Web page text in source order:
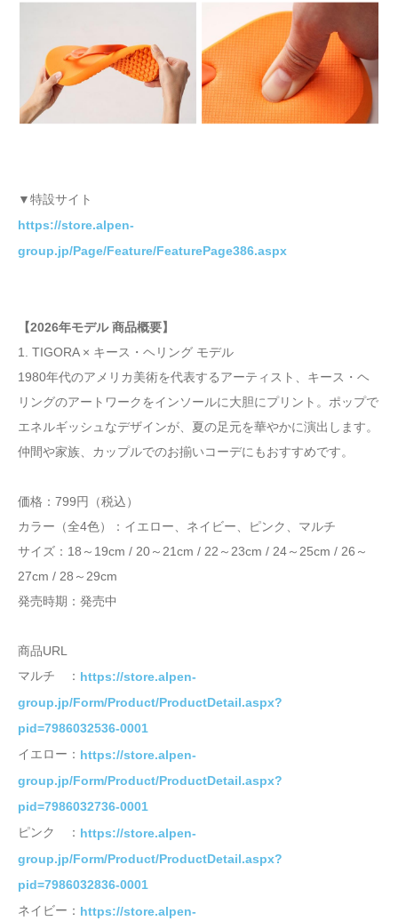
▼特設サイト
https://store.alpen-
group.jp/Page/Feature/FeaturePage386.aspx
【2026年モデル 商品概要】
1. TIGORA × キース・ヘリング モデル
1980年代のアメリカ美術を代表するアーティスト、キース・ヘ
リングのアートワークをインソールに大胆にプリント。ポップで
エネルギッシュなデザインが、夏の足元を華やかに演出します。
仲間や家族、カップルでのお揃いコーデにもおすすめです。
価格：799円（税込）
カラー（全4色）：イエロー、ネイビー、ピンク、マルチ
サイズ：18～19cm / 20～21cm / 22～23cm / 24～25cm / 26～
27cm / 28～29cm
発売時期：発売中
商品URL
マルチ ： https://store.alpen-
group.jp/Form/Product/ProductDetail.aspx?
pid=7986032536-0001
イエロー： https://store.alpen-
group.jp/Form/Product/ProductDetail.aspx?
pid=7986032736-0001
ピンク ： https://store.alpen-
group.jp/Form/Product/ProductDetail.aspx?
pid=7986032836-0001
ネイビー： https://store.alpen-